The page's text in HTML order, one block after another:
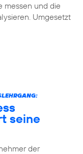
messen und die
Umgesetzt
seine
der